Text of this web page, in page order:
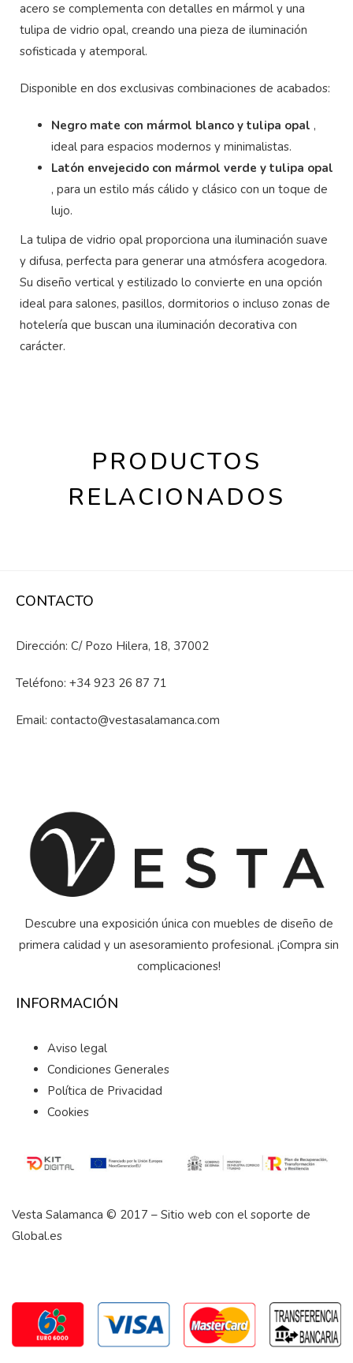
acero se complementa con detalles en mármol y una
tulipa de vidrio opal, creando una pieza de iluminación
sofisticada y atemporal.
Disponible en dos exclusivas combinaciones de acabados:
Negro mate con mármol blanco y tulipa opal ,
ideal para espacios modernos y minimalistas.
Latón envejecido con mármol verde y tulipa opal
, para un estilo más cálido y clásico con un toque de
lujo.
La tulipa de vidrio opal proporciona una iluminación suave
y difusa, perfecta para generar una atmósfera acogedora.
Su diseño vertical y estilizado lo convierte en una opción
ideal para salones, pasillos, dormitorios o incluso zonas de
hotelería que buscan una iluminación decorativa con
carácter.
PRODUCTOS
RELACIONADOS
CONTACTO
Dirección: C/ Pozo Hilera, 18, 37002
Teléfono: +34 923 26 87 71
Email: contacto@vestasalamanca.com
Descubre una exposición única con muebles de diseño de
primera calidad y un asesoramiento profesional. ¡Compra sin
complicaciones!
INFORMACIÓN
Aviso legal
Condiciones Generales
Política de Privacidad
Cookies
Vesta Salamanca © 2017 – Sitio web con el soporte de
Global.es